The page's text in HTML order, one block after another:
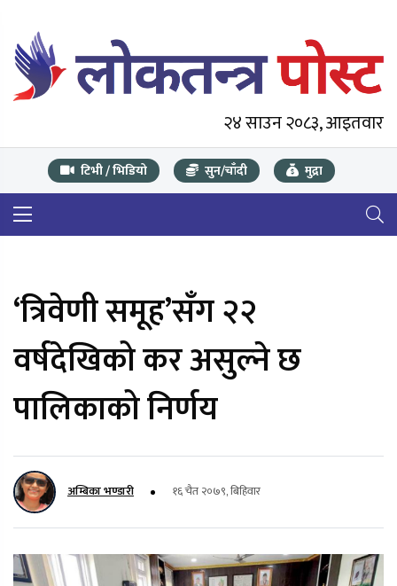
२४ साउन २०८३, आइतवार
टिभी / भिडियो सुन/चाँदी मुद्रा
‘त्रिवेणी समूह’सँग २२
वर्षदेखिको कर असुल्ने छ
पालिकाको निर्णय
अम्बिका भण्डारी १६ चैत २०७९, बिहिवार